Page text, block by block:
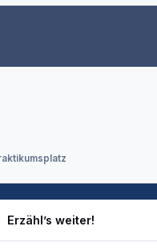
Erzähl’s weiter!